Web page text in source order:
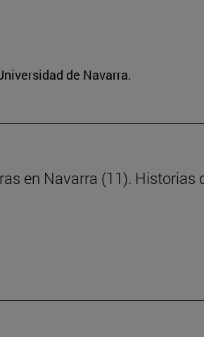
de Navarra.
en Navarra (11).